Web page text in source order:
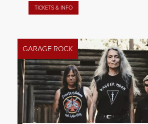
TICKETS & INFO
GARAGE ROCK